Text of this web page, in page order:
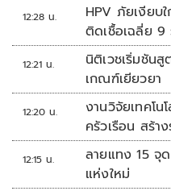
12:28 น.
HPV ภัยเงียบ
ติดเชื้อเฉลี่ย 9
12:21 น.
นิติเวชเริ่มชัน
เกณฑ์เยียวยา
12:20 น.
งานวิจัยเทคโ
ครัวเรือน สร้า
12:15 น.
ลายแทง 15 จุ
แห่งใหม่